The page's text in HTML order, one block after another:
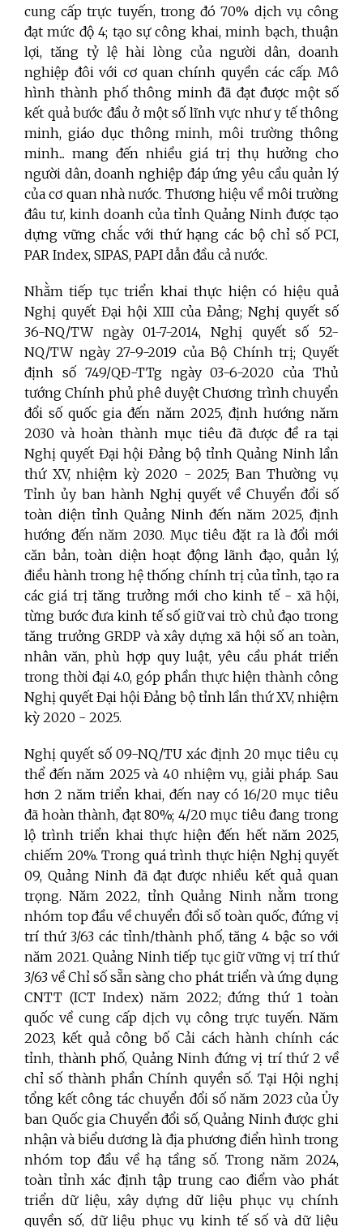
cung cấp trực tuyến, trong đó 70% dịch vụ công
đạt mức độ 4; tạo sự công khai, minh bạch, thuận
lợi, tăng tỷ lệ hài lòng của người dân, doanh
nghiệp đôi với cơ quan chính quyền các cấp. Mô
hình thành phố thông minh đã đạt được một số
kết quả bước đầu ở một số lĩnh vực như y tế thông
minh, giáo dục thông minh, môi trường thông
minh... mang đến nhiều giá trị thụ hưởng cho
người dân, doanh nghiệp đáp ứng yêu cầu quản lý
của cơ quan nhà nước. Thương hiệu về môi trường
đâu tư, kinh doanh của tỉnh Quảng Ninh được tạo
dựng vững chắc với thứ hạng các bộ chỉ số PCI,
PAR Index, SIPAS, PAPI dẫn đầu cả nước.
Nhằm tiếp tục triển khai thực hiện có hiệu quả
Nghị quyết Đại hội XIII của Đảng; Nghị quyết số
36-NQ/TW ngày 01-7-2014, Nghị quyết số 52-
NQ/TW ngày 27-9-2019 của Bộ Chính trị; Quyết
định số 749/QĐ-TTg ngày 03-6-2020 của Thủ
tướng Chính phủ phê duyệt Chương trình chuyển
đổi số quốc gia đến năm 2025, định hướng năm
2030 và hoàn thành mục tiêu đã được đề ra tại
Nghị quyết Đại hội Đảng bộ tỉnh Quảng Ninh lần
thứ XV, nhiệm kỳ 2020 - 2025; Ban Thường vụ
Tỉnh ủy ban hành Nghị quyết về Chuyển đổi số
toàn diện tỉnh Quảng Ninh đến năm 2025, định
hướng đến năm 2030. Mục tiêu đặt ra là đổi mới
căn bản, toàn diện hoạt động lãnh đạo, quản lý,
điều hành trong hệ thống chính trị của tỉnh, tạo ra
các giá trị tăng trưởng mới cho kinh tế - xã hội,
từng bước đưa kinh tế số giữ vai trò chủ đạo trong
tăng trưởng GRDP và xây dựng xã hội số an toàn,
nhân văn, phù hợp quy luật, yêu cầu phát triển
trong thời đại 4.0, góp phần thực hiện thành công
Nghị quyết Đại hội Đảng bộ tỉnh lần thứ XV, nhiệm
kỳ 2020 - 2025.
Nghị quyết số 09-NQ/TU xác định 20 mục tiêu cụ
thể đến năm 2025 và 40 nhiệm vụ, giải pháp. Sau
hơn 2 năm triển khai, đến nay có 16/20 mục tiêu
đã hoàn thành, đạt 80%; 4/20 mục tiêu đang trong
lộ trình triển khai thực hiện đến hết năm 2025,
chiếm 20%. Trong quá trình thực hiện Nghị quyết
09, Quảng Ninh đã đạt được nhiều kết quả quan
trọng. Năm 2022, tỉnh Quảng Ninh nằm trong
nhóm top đầu về chuyển đổi số toàn quốc, đứng vị
trí thứ 3/63 các tỉnh/thành phố, tăng 4 bậc so với
năm 2021. Quảng Ninh tiếp tục giữ vững vị trí thứ
3/63 về Chỉ số sẵn sàng cho phát triển và ứng dụng
CNTT (ICT Index) năm 2022; đứng thứ 1 toàn
quốc về cung cấp dịch vụ công trực tuyến. Năm
2023, kết quả công bố Cải cách hành chính các
tỉnh, thành phố, Quảng Ninh đứng vị trí thứ 2 về
chỉ số thành phần Chính quyền số. Tại Hội nghị
tổng kết công tác chuyển đổi số năm 2023 của Ủy
ban Quốc gia Chuyển đổi số, Quảng Ninh được ghi
nhận và biểu dương là địa phương điển hình trong
nhóm top đầu về hạ tầng số. Trong năm 2024,
toàn tỉnh xác định tập trung cao điểm vào phát
triển dữ liệu, xây dựng dữ liệu phục vụ chính
quyền số, dữ liệu phục vụ kinh tế số và dữ liệu